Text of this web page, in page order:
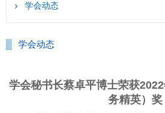
学会动态
学会动态
学会秘书长蔡卓平博士荣获
务精英）奖